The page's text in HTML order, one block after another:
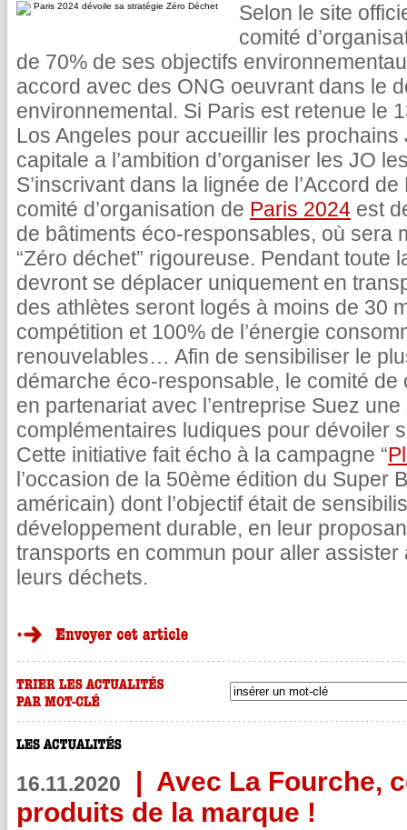
Selon le site
comité
de 70% de ses objectifs
accord avec des ONG oeuvrant dans le
environnemental. Si Paris est retenue le
Los Angeles pour accueillir les
capitale a l’ambition d’organiser les JO
S’inscrivant dans la lignée de l’Accord
comité d’organisation de Paris 2024 est
de bâtiments éco-responsables, où sera
“Zéro déchet” rigoureuse. Pendant toute
devront se déplacer uniquement en
des athlètes seront logés à moins de 30
compétition et 100% de l’énergie
renouvelables… Afin de sensibiliser le
démarche éco-responsable, le comité
en partenariat avec l’entreprise Suez
complémentaires ludiques pour dévoiler
Cette initiative fait écho à la campagne “
l’occasion de la 50ème édition du Super
américain) dont l’objectif était de
développement durable, en leur
transports en commun pour aller
leurs déchets.
16.11.2020 | Avec La Fourche,
produits de la marque !